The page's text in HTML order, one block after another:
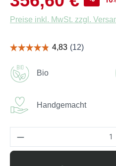
Preise inkl. MwSt. zzgl.
Bio
Handgemacht
Produkt Anzahl: Gib